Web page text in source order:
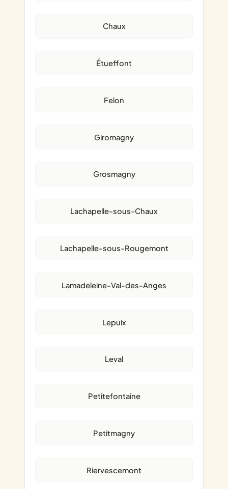
Chaux
Étueffont
Felon
Giromagny
Grosmagny
Lachapelle-sous-Chaux
Lachapelle-sous-Rougemont
Lamadeleine-Val-des-Anges
Lepuix
Leval
Petitefontaine
Petitmagny
Riervescemont